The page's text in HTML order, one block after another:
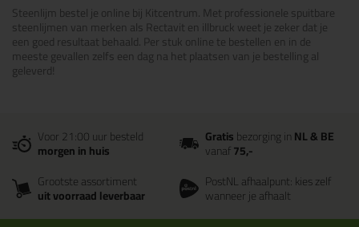
Steenlijm bestel je online bij Kitcentrum. Met professionele spuitbare
steenlijmen van merken als Rectavit en illbruck weet je zeker dat je
een goed resultaat behaald. Per stuk online te bestellen en in de
meeste gevallen zelfs een dag na het plaatsen van je bestelling al
geleverd!
Voor 21:00 uur besteld
morgen in huis
Gratisbezorging inNL & BE
vanaf75,-
Grootste assortiment
uit voorraad leverbaar
PostNL afhaalpunt: kies zelf
wanneer je afhaalt